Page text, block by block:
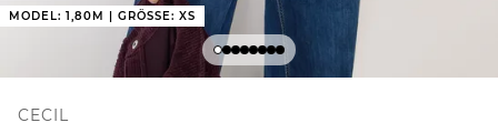
MODEL: 1,80M | GRÖSSE: XS
CECIL